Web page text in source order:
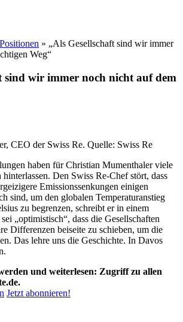
» „Als Gesellschaft sind wir immer
Weg“
sind wir immer noch nicht auf dem
CEO der Swiss Re. Quelle: Swiss Re
haben für Christian Mumenthaler viele
Den Swiss Re-Chef stört, dass
Emissionssenkungen einigen
sind, um den globalen Temperaturanstieg
zu begrenzen, schreibt er in einem
„optimistisch“, dass die Gesellschaften
Differenzen beiseite zu schieben, um die
Das lehre uns die Geschichte. In Davos
und weiterlesen: Zugriff zu allen
Jetzt abonnieren!